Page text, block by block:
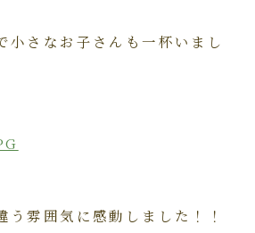
小さなお子さんも一杯いまし
う雰囲気に感動しました！！